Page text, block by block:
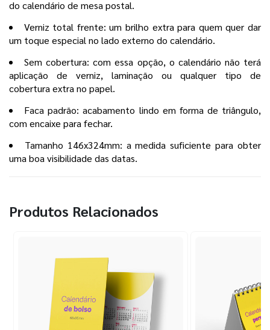
do calendário de mesa postal.
Verniz total frente: um brilho extra para quem quer dar
um toque especial no lado externo do calendário.
Sem cobertura: com essa opção, o calendário não terá
aplicação de verniz, laminação ou qualquer tipo de
cobertura extra no papel.
Faca padrão: acabamento lindo em forma de triângulo,
com encaixe para fechar.
Tamanho 146x324mm: a medida suficiente para obter
uma boa visibilidade das datas.
Produtos Relacionados